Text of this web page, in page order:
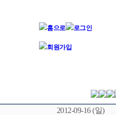
2012-09-16 (일)